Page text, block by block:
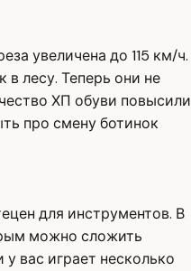
увеличена до 115 км/ч.
в лесу. Теперь они не
ХП обуви повысили
про смену ботинок
для инструментов. В
можно сложить
вас играет несколько